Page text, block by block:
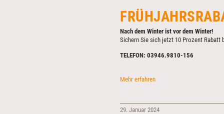
Nach dem Winter ist vor dem Winter!
Sichern Sie sich jetzt 10 Prozent Rabatt
TELEFON: 03946.9810-156
Mehr erfahrenFRÜHJAHRSRABATT
BRENNHOLZ
29. Januar 2024